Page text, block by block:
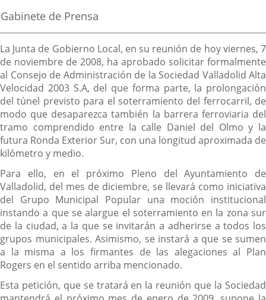
externa.externa.
la
noticia
Fuente
la
noticia
Gabinete de Prensa
Descripción
La Junta de Gobierno Local, en su reunión de hoy viernes, 7
de noviembre de 2008, ha aprobado solicitar formalmente
al Consejo de Administración de la Sociedad Valladolid Alta
Velocidad 2003 S.A, del que forma parte, la prolongación
del túnel previsto para el soterramiento del ferrocarril, de
modo que desaparezca también la barrera ferroviaria del
tramo comprendido entre la calle Daniel del Olmo y la
futura Ronda Exterior Sur, con una longitud aproximada de
kilómetro y medio.
Para ello, en el próximo Pleno del Ayuntamiento de
Valladolid, del mes de diciembre, se llevará como iniciativa
del Grupo Municipal Popular una moción institucional
instando a que se alargue el soterramiento en la zona sur
de la ciudad, a la que se invitarán a adherirse a todos los
grupos municipales. Asimismo, se instará a que se sumen
a la misma a los firmantes de las alegaciones al Plan
Rogers en el sentido arriba mencionado.
Esta petición, que se tratará en la reunión que la Sociedad